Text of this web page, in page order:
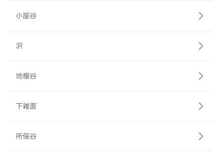
小屋谷
沢
地極谷
下雑面
所保谷